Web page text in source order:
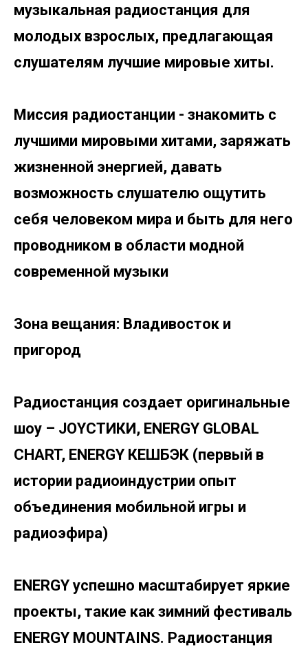
музыкальная радиостанция для
молодых взрослых, предлагающая
слушателям лучшие мировые хиты.
Миссия радиостанции - знакомить с
лучшими мировыми хитами, заряжать
жизненной энергией, давать
возможность слушателю ощутить
себя человеком мира и быть для него
проводником в области модной
современной музыки
Зона вещания: Владивосток и
пригород
Радиостанция создает оригинальные
шоу – JOYСТИКИ, ENERGY GLOBAL
CHART, ENERGY КЕШБЭК (первый в
истории радиоиндустрии опыт
объединения мобильной игры и
радиоэфира)
ENERGY успешно масштабирует яркие
проекты, такие как зимний фестиваль
ENERGY MOUNTAINS. Радиостанция